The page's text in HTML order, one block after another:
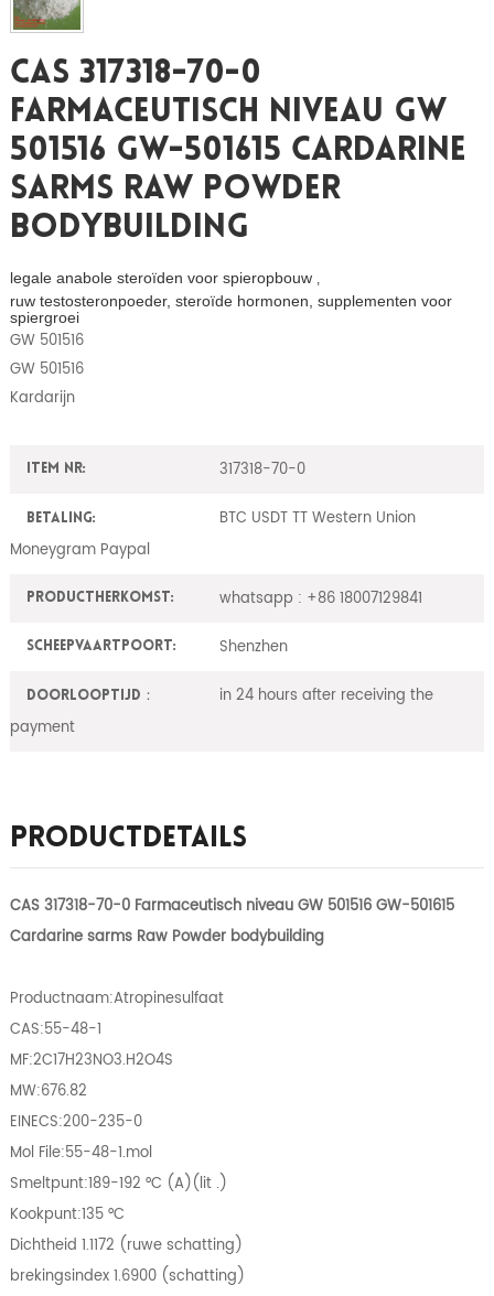
CAS 317318-70-0
Farmaceutisch Niveau GW
501516 GW-501615 Cardarine
Sarms Raw Powder
Bodybuilding
legale anabole steroïden voor spieropbouw ,
ruw testosteronpoeder, steroïde hormonen, supplementen voor
spiergroei
GW 501516
GW 501516
Kardarijn
Item nr: 317318-70-0
Betaling:
BTC USDT TT Western Union
Moneygram Paypal
ProductHerkomst: whatsapp : +86 18007129841
Scheepvaartpoort: Shenzhen
Doorlooptijd：
in 24 hours after receiving the
payment
Productdetails
CAS 317318-70-0 Farmaceutisch niveau GW 501516 GW-501615
Cardarine sarms Raw Powder bodybuilding
Productnaam:Atropinesulfaat
CAS:55-48-1
MF:2C17H23NO3.H2O4S
MW:676.82
EINECS:200-235-0
Mol File:55-48-1.mol
Smeltpunt:189-192 °C (A)(lit .)
Kookpunt:135 °C
Dichtheid 1.1172 (ruwe schatting)
brekingsindex 1.6900 (schatting)